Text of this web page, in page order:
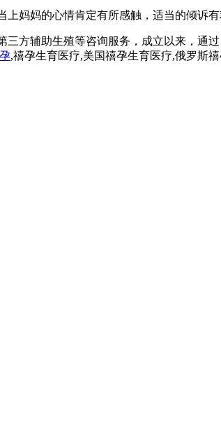
妈妈的心情肯定有所感触，适当的倾诉
方辅助生殖等咨询服务，成立以来，通
,禧孕生育医疗,美国禧孕生育医疗,俄罗斯